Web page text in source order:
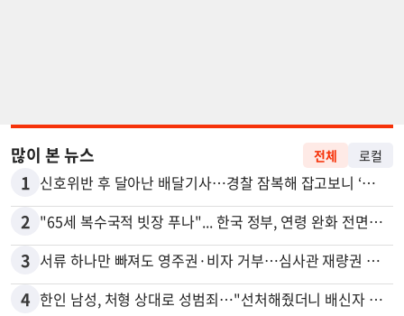
많이 본 뉴스 전체 로컬
1 신호위반 후 달아난 배달기사…경찰 잠복해 잡고보니 ‘반전’
2 "65세 복수국적 빗장 푸나"... 한국 정부, 연령 완화 전면 추진
3 서류 하나만 빠져도 영주권·비자 거부…심사관 재량권 대폭 확대
4 한인 남성, 처형 상대로 성범죄…"선처해줬더니 배신자 취급"